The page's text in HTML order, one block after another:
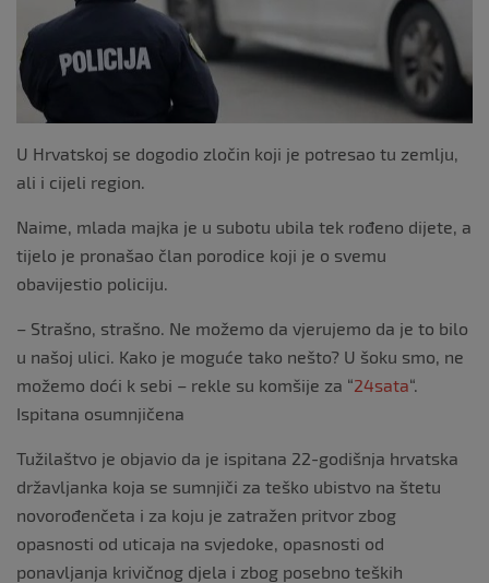
k
U Hrvatskoj se dogodio zločin koji je potresao tu zemlju,
ali i cijeli region.
Naime, mlada majka je u subotu ubila tek rođeno dijete, a
tijelo je pronašao član porodice koji je o svemu
obavijestio policiju.
– Strašno, strašno. Ne možemo da vjerujemo da je to bilo
u našoj ulici. Kako je moguće tako nešto? U šoku smo, ne
možemo doći k sebi – rekle su komšije za “24sata“.
Ispitana osumnjičena
Tužilaštvo je objavio da je ispitana 22-godišnja hrvatska
državljanka koja se sumnjiči za teško ubistvo na štetu
novorođenčeta i za koju je zatražen pritvor zbog
opasnosti od uticaja na svjedoke, opasnosti od
ponavljanja krivičnog djela i zbog posebno teških